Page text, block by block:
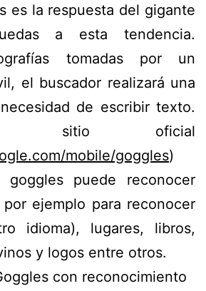
es la respuesta del gigante
a esta tendencia.
tomadas por un
el buscador realizará una
de escribir texto.
sitio oficial
mobile/goggles)
goggles puede reconocer
ejemplo para reconocer
idioma), lugares, libros,
y logos entre otros.
con reconocimiento